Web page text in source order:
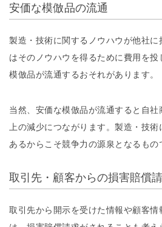
安価な模倣品の流通
製造・技術に関するノウハウが他社
はそのノウハウを得るために費用を
模倣品が流通するおそれがあります。
当然、安価な模倣品が流通すると自
上の減少につながります。製造・技
あるからこそ競争力の源泉となるもの
取引先・顧客からの損害賠償
取引先から開示を受けた情報や顧客情